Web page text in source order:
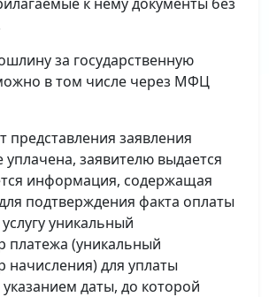
за государственную
в том числе через МФЦ
представления заявления
заявителю выдается
информация, содержащая
подтверждения факта оплаты
уникальный
платежа (уникальный
начисления) для уплаты
даты, до которой